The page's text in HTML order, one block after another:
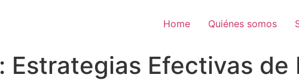
Home Quiénes somos
Estrategias Efectivas de